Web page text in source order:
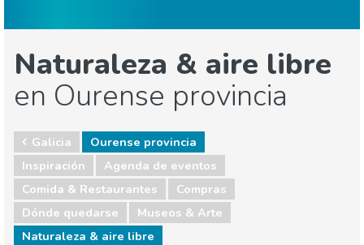
Naturaleza & aire libre
en Ourense provincia
Galicia
Ourense provincia
Inspiración
Agenda de eventos
Comida & Restaurantes
Compras
Dónde quedarse
Museos & Arte
Naturaleza & aire libre